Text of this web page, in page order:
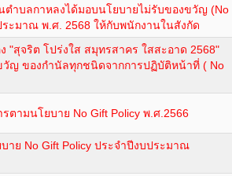
ตำบลกาหลงได้มอบนโยบายไม่รับของขวัญ (No
ระมาณ พ.ศ. 2568 ให้กับพนักงานในสังกัด
"สุจริต โปร่งใส สมุทรสาคร ใสสะอาด 2568"
วัญ ของกำนัลทุกชนิดจากการปฏิบัติหน้าที่ ( No
ตามนโยบาย No Gift Policy พ.ศ.2566
าย No Gift Policy ประจำปีงบประมาณ